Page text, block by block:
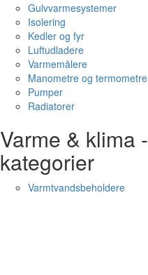
Gulvvarmesystemer
Isolering
Kedler og fyr
Luftudladere
Varmemålere
Manometre og termometre
Pumper
Radiatorer
Varme & klima -
kategorier
Varmtvandsbeholdere